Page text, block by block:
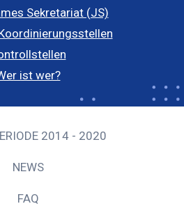
Sekretariat (JS)
ist wer?
2014 - 2020
NEWS
FAQ